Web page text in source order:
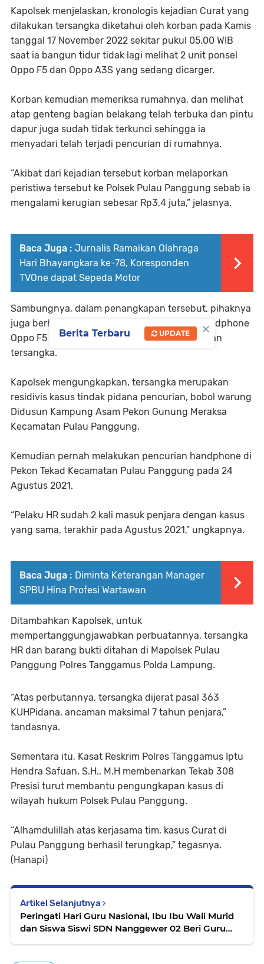
Kapolsek menjelaskan, kronologis kejadian Curat yang
dilakukan tersangka diketahui oleh korban pada Kamis
tanggal 17 November 2022 sekitar pukul 05.00 WIB
saat ia bangun tidur tidak lagi melihat 2 unit ponsel
Oppo F5 dan Oppo A3S yang sedang dicarger.
Korban kemudian memeriksa rumahnya, dan melihat
atap genteng bagian belakang telah terbuka dan pintu
dapur juga sudah tidak terkunci sehingga ia
menyadari telah terjadi pencurian di rumahnya.
“Akibat dari kejadian tersebut korban melaporkan
peristiwa tersebut ke Polsek Pulau Panggung sebab ia
mengalami kerugian sebesar Rp3,4 juta,” jelasnya.
Baca Juga : Jurnalis Ramaikan Olahraga
Hari Bhayangkara ke-78, Koresponden
TVOne dapat Sepeda Motor
Sambungnya, dalam penangkapan tersebut, pihaknya
juga berhasil mengamankan barang bukti Handphone
Oppo F5 dan Oppo A3S milik korban dari tangan
tersangka.
Kapolsek mengungkapkan, tersangka merupakan
residivis kasus tindak pidana pencurian, bobol warung
Didusun Kampung Asam Pekon Gunung Meraksa
Kecamatan Pulau Panggung.
Kemudian pernah melakukan pencurian handphone di
Pekon Tekad Kecamatan Pulau Panggung pada 24
Agustus 2021.
“Pelaku HR sudah 2 kali masuk penjara dengan kasus
yang sama, terakhir pada Agustus 2021,” ungkapnya.
Baca Juga : Diminta Keterangan Manager
SPBU Hina Profesi Wartawan
Ditambahkan Kapolsek, untuk
mempertanggungjawabkan perbuatannya, tersangka
HR dan barang bukti ditahan di Mapolsek Pulau
Panggung Polres Tanggamus Polda Lampung.
“Atas perbutannya, tersangka dijerat pasal 363
KUHPidana, ancaman maksimal 7 tahun penjara,”
tandasnya.
Sementara itu, Kasat Reskrim Polres Tanggamus Iptu
Hendra Safuan, S.H., M.H membenarkan Tekab 308
Presisi turut membantu pengungkapan kasus di
wilayah hukum Polsek Pulau Panggung.
“Alhamdulillah atas kerjasama tim, kasus Curat di
Pulau Panggung berhasil terungkap,” tegasnya.
(Hanapi)
Artikel Selanjutnya
Peringati Hari Guru Nasional, Ibu Ibu Wali Murid
dan Siswa Siswi SDN Nanggewer 02 Beri Guru
×
Berita Terbaru UPDATE